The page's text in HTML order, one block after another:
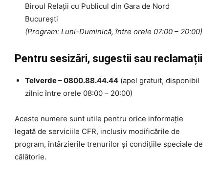
Biroul Relații cu Publicul din Gara de Nord
București
(Program: Luni-Duminică, între orele 07:00 – 20:00)
Pentru sesizări, sugestii sau reclamații
Telverde – 0800.88.44.44 (apel gratuit, disponibil
zilnic între orele 08:00 – 20:00)
Aceste numere sunt utile pentru orice informație
legată de serviciile CFR, inclusiv modificările de
program, întârzierile trenurilor și condițiile speciale de
călătorie.